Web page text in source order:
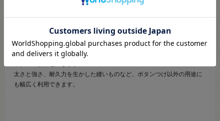
引っ張りや折り曲げに抵抗力のあるボタンつけ専用の高強力ポリエステ
ルを使用。
糸に適度なこしを持たせ、ボタンをしっかり保持し、摩擦にもよく耐え
太さと強さ、耐久力を生かした縫いものなど、ボタンつけ以外の用途に
も幅広く利用できます。